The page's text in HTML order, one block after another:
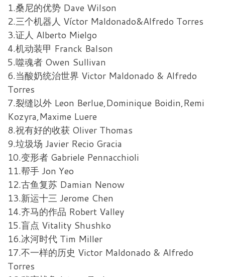
1.桑尼的优势 Dave Wilson
2.三个机器人 Víctor Maldonado&Alfredo Torres
3.证人 Alberto Mielgo
4.机动装甲 Franck Balson
5.噬魂者 Owen Sullivan
6.当酸奶统治世界 Victor Maldonado & Alfredo
Torres
7.裂缝以外 Leon Berlue,Dominique Boidin,Remi
Kozyra,Maxime Luere
8.祝有好的收获 Oliver Thomas
9.垃圾场 Javier Recio Gracia
10.变形者 Gabriele Pennacchioli
11.帮手 Jon Yeo
12.古鱼复苏 Damian Nenow
13.新运十三 Jerome Chen
14.齐马的作品 Robert Valley
15.盲点 Vitality Shushko
16.冰河时代 Tim Miller
17.不一样的历史 Victor Maldonado & Alfredo
Torres